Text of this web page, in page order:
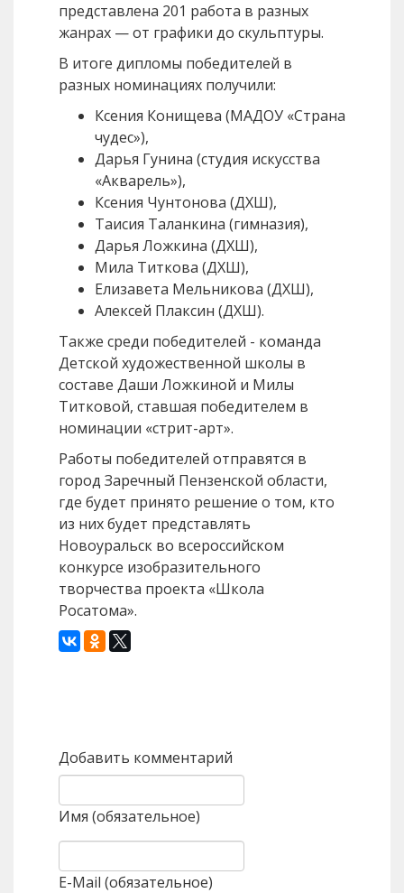
представлена 201 работа в разных
жанрах — от графики до скульптуры.
В итоге дипломы победителей в
разных номинациях получили:
Ксения Конищева (МАДОУ «Страна
чудес»),
Дарья Гунина (студия искусства
«Акварель»),
Ксения Чунтонова (ДХШ),
Таисия Таланкина (гимназия),
Дарья Ложкина (ДХШ),
Мила Титкова (ДХШ),
Елизавета Мельникова (ДХШ),
Алексей Плаксин (ДХШ).
Также среди победителей - команда
Детской художественной школы в
составе Даши Ложкиной и Милы
Титковой, ставшая победителем в
номинации «стрит-арт».
Работы победителей отправятся в
город Заречный Пензенской области,
где будет принято решение о том, кто
из них будет представлять
Новоуральск во всероссийском
конкурсе изобразительного
творчества проекта «Школа
Росатома».
Добавить комментарий
Имя (обязательное)
E-Mail (обязательное)